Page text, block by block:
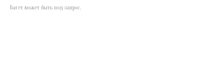
Багет может быть под запрос.